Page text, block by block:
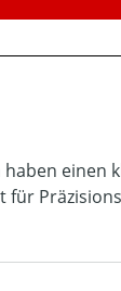
haben einen
für